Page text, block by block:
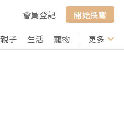
會員登記
開始撰寫
親子 生活 寵物 行山 打卡
更多